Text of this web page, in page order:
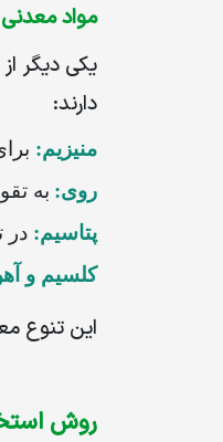
مواد معدنی
یکی دیگر
دارند:
منیزیم:
روی: به
پتاسیم: در
کلسیم و
این تنوع
روش